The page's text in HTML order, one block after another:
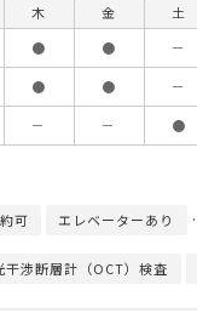
木 金 土
● ● －
● ● －
－ － ●
可 エレベーターあり
干渉断層計（OCT）検査